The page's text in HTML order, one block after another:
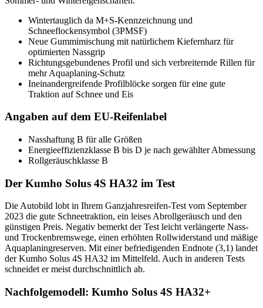
Wintertauglich da M+S-Kennzeichnung und
Schneeflockensymbol (3PMSF)
Neue Gummimischung mit natürlichem Kiefernharz für
optimierten Nassgrip
Richtungsgebundenes Profil und sich verbreiternde Rillen für
mehr Aquaplaning-Schutz
Ineinandergreifende Profilblöcke sorgen für eine gute
Traktion auf Schnee und Eis
Angaben auf dem EU-Reifenlabel
Nasshaftung B für alle Größen
Energieeffizienzklasse B bis D je nach gewählter Abmessung
Rollgeräuschklasse B
Der Kumho Solus 4S HA32 im Test
Die Autobild lobt in Ihrem Ganzjahresreifen-Test vom September
2023 die gute Schneetraktion, ein leises Abrollgeräusch und den
günstigen Preis. Negativ bemerkt der Test leicht verlängerte Nass-
und Trockenbremswege, einen erhöhten Rollwiderstand und mäßige
Aquaplaningreserven. Mit einer befriedigenden Endnote (3,1) landet
der Kumho Solus 4S HA32 im Mittelfeld. Auch in anderen Tests
schneidet er meist durchschnittlich ab.
Nachfolgemodell: Kumho Solus 4S HA32+